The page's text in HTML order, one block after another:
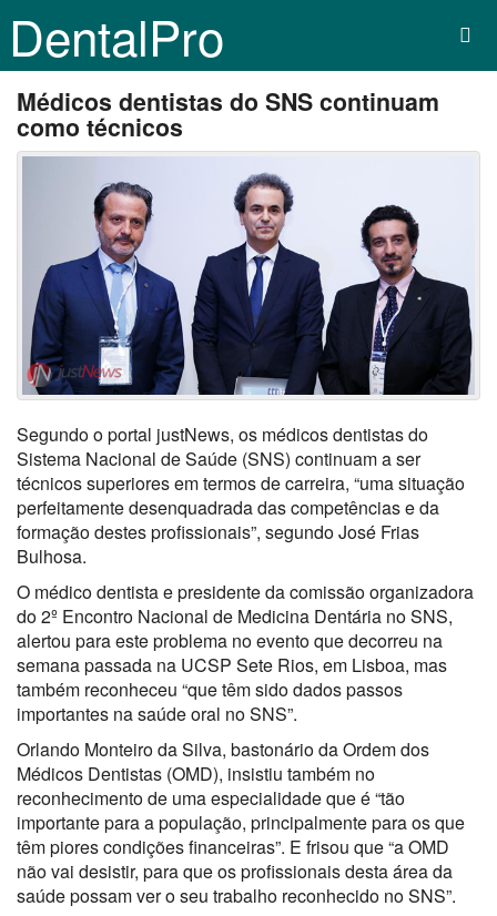
DentalPro
Médicos dentistas do SNS continuam
como técnicos
Segundo o portal justNews, os médicos dentistas do
Sistema Nacional de Saúde (SNS) continuam a ser
técnicos superiores em termos de carreira, “uma situação
perfeitamente desenquadrada das competências e da
formação destes profissionais”, segundo José Frias
Bulhosa.
O médico dentista e presidente da comissão organizadora
do 2º Encontro Nacional de Medicina Dentária no SNS,
alertou para este problema no evento que decorreu na
semana passada na UCSP Sete Rios, em Lisboa, mas
também reconheceu “que têm sido dados passos
importantes na saúde oral no SNS”.
Orlando Monteiro da Silva, bastonário da Ordem dos
Médicos Dentistas (OMD), insistiu também no
reconhecimento de uma especialidade que é “tão
importante para a população, principalmente para os que
têm piores condições financeiras”. E frisou que “a OMD
não vai desistir, para que os profissionais desta área da
saúde possam ver o seu trabalho reconhecido no SNS”.